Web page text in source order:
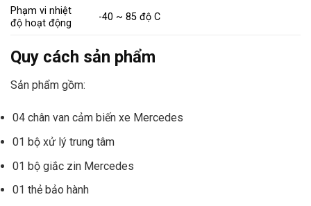
Phạm vi nhiệt
độ hoạt động
-40 ~ 85 độ C
Quy cách sản phẩm
Sản phẩm gồm:
04 chân van cảm biến xe Mercedes
01 bộ xử lý trung tâm
01 bộ giắc zin Mercedes
01 thẻ bảo hành